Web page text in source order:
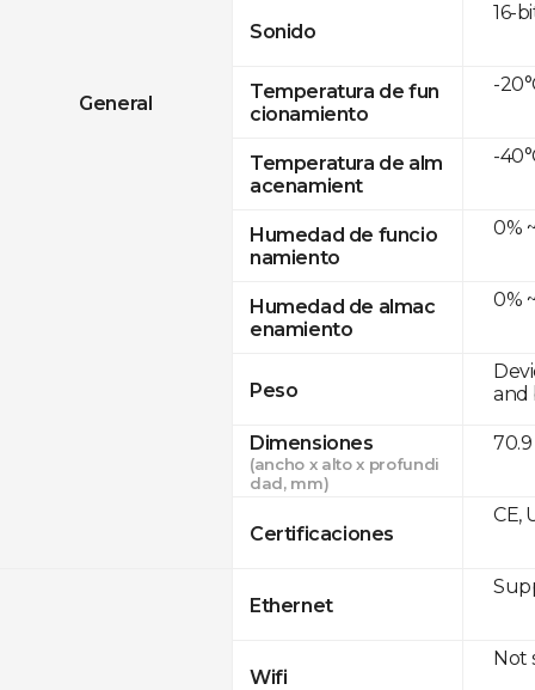
General
Sonido
Temperatura de fun
cionamiento
Temperatura de alm
acenamient
Humedad de funcio
namiento
Humedad de almac
enamiento
Peso
Dimensiones
(ancho x alto x profundi
dad, mm)
Certificaciones
Ethernet
Wifi
16-
-
-
0%
0%
and
CE,
Not